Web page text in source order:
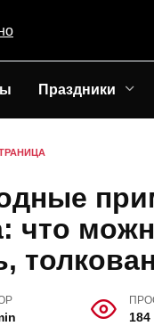
Праздники
что
184